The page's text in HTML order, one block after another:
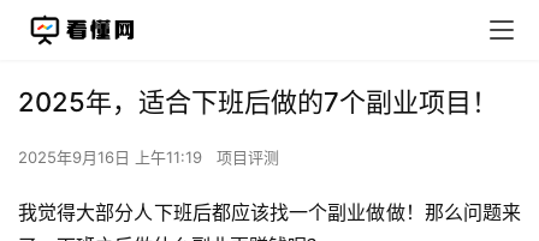
2025年，适合下班后做的7个副业项目！
2025年9月16日 上午11:19 项目评测
我觉得大部分人下班后都应该找一个副业做做！那么问题来